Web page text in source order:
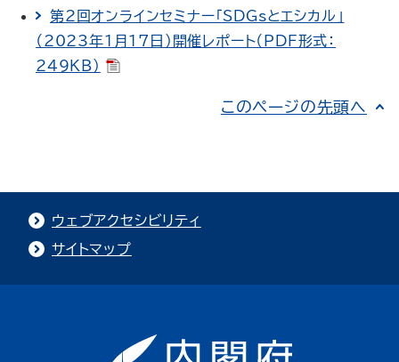
第2回オンラインセミナー「SDGsとエシカル」
（2023年1月17日）開催レポート（PDF形式：
249KB）
このページの先頭へ
ウェブアクセシビリティ
サイトマップ